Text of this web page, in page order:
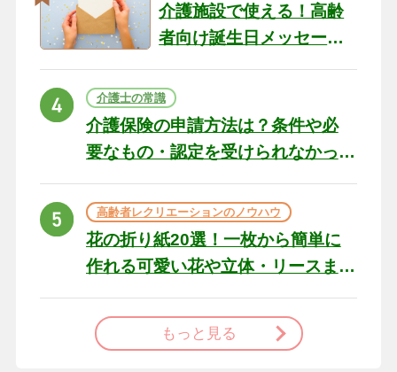
介護施設で使える！高齢
者向け誕生日メッセージ
ト
介護士の常識
介護保険の申請方法は？条件や必
要なもの・認定を受けられなかっ
高齢者レクリエーションのノウハウ
花の折り紙20選！一枚から簡単に
作れる可愛い花や立体・リースま
もっと見る